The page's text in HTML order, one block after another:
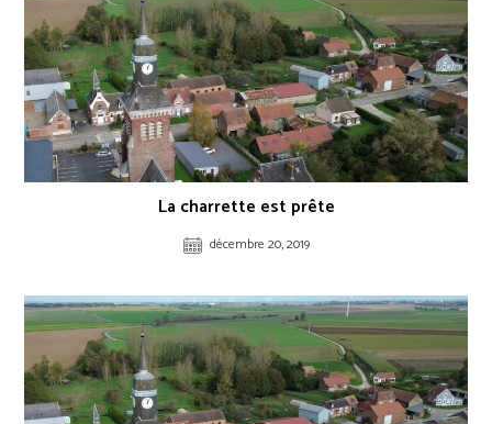
La charrette est prête
décembre 20, 2019